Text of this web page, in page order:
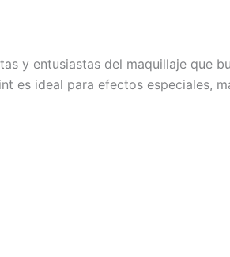
y entusiastas del maquillaje que
es ideal para efectos especiales,